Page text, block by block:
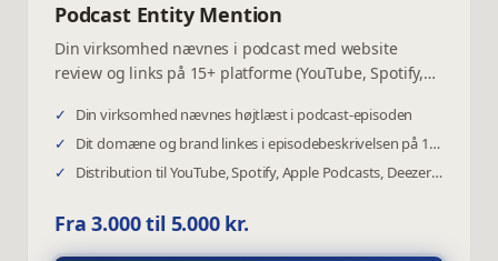
Podcast Entity Mention
Din virksomhed nævnes i podcast med website
review og links på 15+ platforme (YouTube, Spotify,
signaler der styrker synlighed i AI og søgning.
✓
Din virksomhed nævnes højtlæst i podcast-episoden
✓
Dit domæne og brand linkes i episodebeskrivelsen på 15+ platforme
✓
Distribution til YouTube, Spotify, Apple Podcasts, Deezer m.fl.
Fra 3.000 til 5.000 kr.